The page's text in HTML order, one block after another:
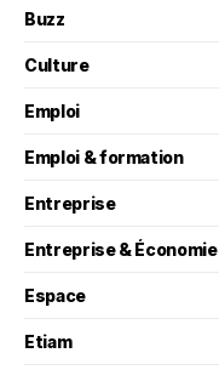
Buzz
Culture
Emploi
Emploi & formation
Entreprise
Entreprise & Économie
Espace
Etiam